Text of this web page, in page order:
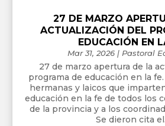
27 DE MARZO
ACTUALIZACIÓN DEL
EDUCACIÓN EN
Mar 31, 2026 | Pastoral
27 de marzo apertura de la
programa de educación en la
hermanas y laicos que
educación en la fe de todos los
de la provincia y a los
Se dieron cita